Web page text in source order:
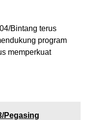
Bintang terus
program
memperkuat
Pegasing